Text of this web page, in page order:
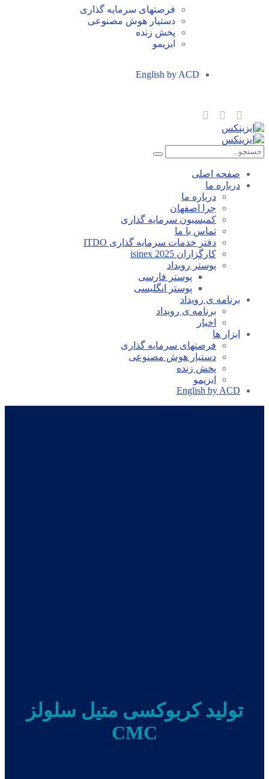
فرصتهای سرمایه گذاری
دستیار هوش مصنوعی
پخش زنده
ایزیمو
English by ACD
صفحه اصلی
درباره ما
درباره ما
چرا اصفهان
کمیسیون سرمایه گذاری
تماس با ما
دفتر خدمات سرمایه گذاری ITDO
کارگزاران isinex 2025
پوستر رویداد
پوستر فارسی
پوستر انگلیسی
برنامه ی رویداد
برنامه ی رویداد
اخبار
ابزار ها
فرصتهای سرمایه گذاری
دستیار هوش مصنوعی
پخش زنده
ایزیمو
English by ACD
تولید کربوکسی متیل سلولز
CMC